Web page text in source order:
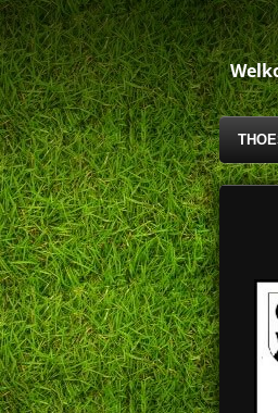
Ga
direct
naar
de
hoofdinhoud